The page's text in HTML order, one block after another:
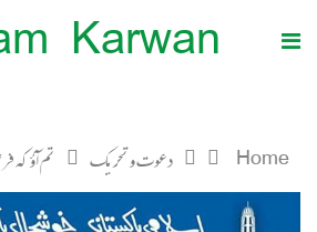
Karwan
Home دعوت و تحریک تم آؤ کہ